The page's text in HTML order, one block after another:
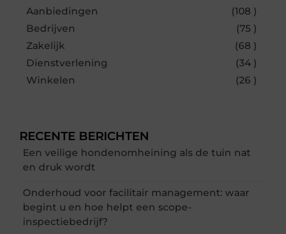
Aanbiedingen
(108 )
Bedrijven
(75 )
Zakelijk
(68 )
Dienstverlening
(34 )
Winkelen
(26 )
RECENTE BERICHTEN
Een veilige hondenomheining als de tuin nat
en druk wordt
Onderhoud voor facilitair management: waar
begint u en hoe helpt een scope-
inspectiebedrijf?